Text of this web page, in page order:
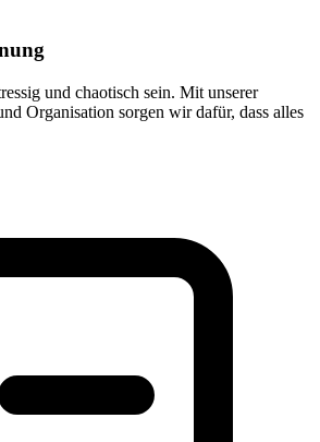
und chaotisch sein. Mit unserer
Organisation sorgen wir dafür, dass alles